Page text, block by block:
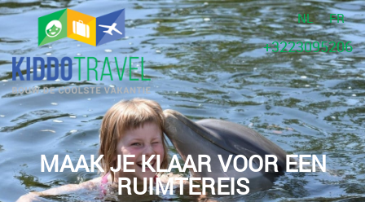
NL FR
+3223095206
MAAK JE KLAAR VOOR EEN
RUIMTEREIS